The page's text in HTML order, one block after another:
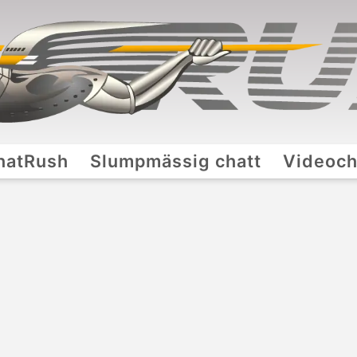
Slumpmässig chatt